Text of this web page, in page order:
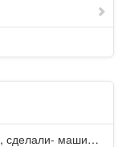
Подогнал сделать развал-схождение, сделали- машина уходит на право и колеса проверил все хорошо с атмосферами ужас как можно делать авто, не ужели не берегут свою репутацию, не советую.